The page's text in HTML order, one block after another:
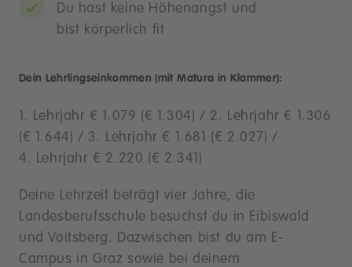
Du hast keine Höhenangst und
bist körperlich fit
Dein Lehrlingseinkommen (mit Matura in Klammer):
1. Lehrjahr € 1.079 (€ 1.304) / 2. Lehrjahr € 1.306
(€ 1.644) / 3. Lehrjahr € 1.681 (€ 2.027) /
4. Lehrjahr € 2.220 (€ 2.341)
Deine Lehrzeit beträgt vier Jahre, die
Landesberufsschule besuchst du in Eibiswald
und Voitsberg. Dazwischen bist du am E-
Campus in Graz sowie bei deinem